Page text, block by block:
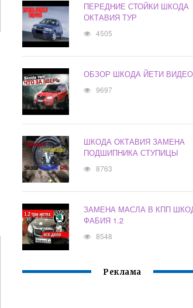
ПЕРЕДНИЕ СТОЙКИ ШКОДА
ОКТАВИЯ ТУР
4505
ОБЗОР ШКОДА ЙЕТИ ВИДЕО
9697
ШКОДА ОКТАВИЯ ЗАМЕНА
ПОДШИПНИКА СТУПИЦЫ
8763
ЗАМЕНА МАСЛА В КПП
ФАБИЯ 1.2
8548
Реклама